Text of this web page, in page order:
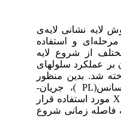
نشانی لایه‌ی
و استفاده
از شروع لایه
عملکرد سلول­های
شد. بدین منظور
آنالیزهای طیف فوتولومینسانس(PL )، جریان-
ولتاژ و پراش پرتو X (XRD) مورد استفاده قرار
زمانی شروع